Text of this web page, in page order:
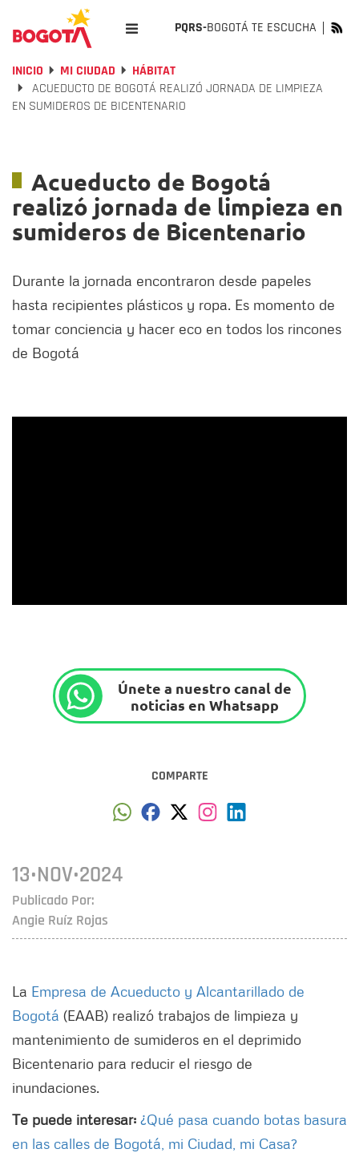
PQRS-BOGOTÁ TE ESCUCHA
INICIO MI CIUDAD
HÁBITAT
ACUEDUCTO DE BOGOTÁ REALIZÓ JORNADA DE LIMPIEZA
EN SUMIDEROS DE BICENTENARIO
Acueducto de Bogotá
realizó jornada de limpieza en
sumideros de Bicentenario
Durante la jornada encontraron desde papeles
hasta recipientes plásticos y ropa. Es momento de
tomar conciencia y hacer eco en todos los rincones
de Bogotá
Únete a nuestro canal de
noticias en Whatsapp
COMPARTE
Publicado Por:
Angie Ruíz Rojas
13•NOV•2024
La Empresa de Acueducto y Alcantarillado de
Bogotá (EAAB) realizó trabajos de limpieza y
mantenimiento de sumideros en el deprimido
Bicentenario para reducir el riesgo de
inundaciones.
Te puede interesar: ¿Qué pasa cuando botas basura
en las calles de Bogotá, mi Ciudad, mi Casa?